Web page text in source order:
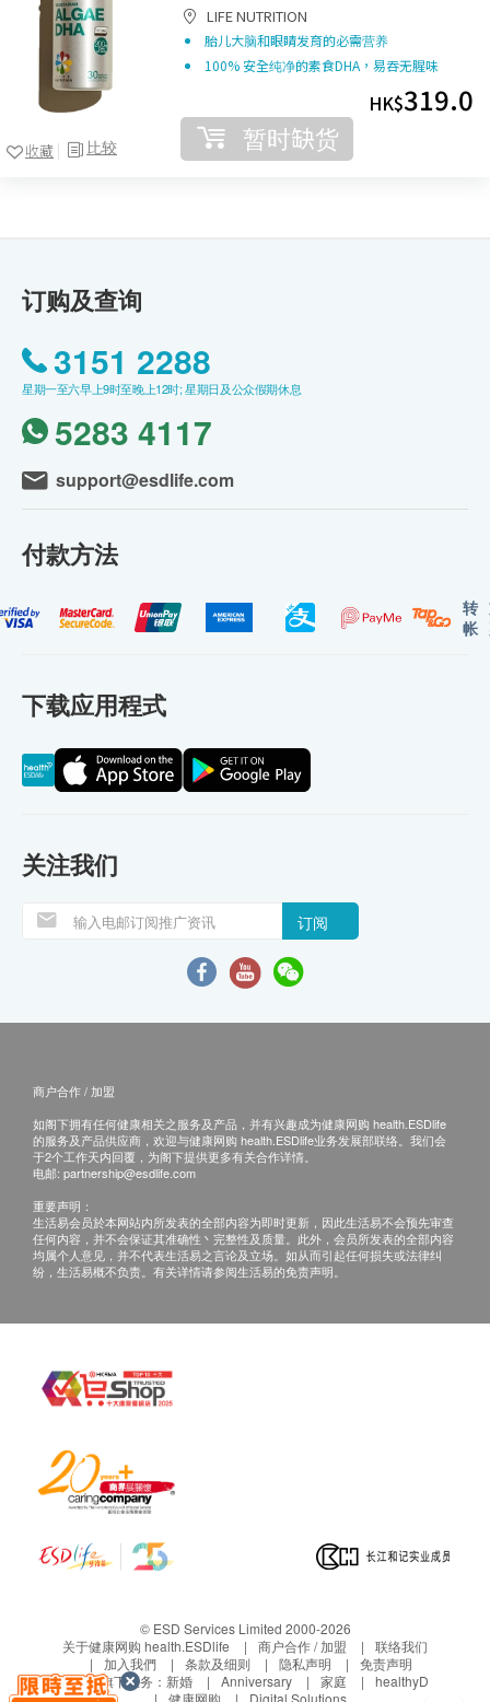
比较
收藏
LIFE NUTRITION
胎儿大脑和眼睛发育的必需营养
100% 安全纯净的素食DHA，易吞无腥味
HK$319.0
暂时缺货
订购及查询
3151 2288
星期一至六早上9时至晚上12时; 星期日及公众假期休息
5283 4117
support@esdlife.com
付款方法
转
帐
下载应用程式
关注我们
订阅
商户合作 / 加盟
如阁下拥有任何健康相关之服务及产品，并有兴趣成为健康网购 health.ESDlife
的服务及产品供应商，欢迎与健康网购 health.ESDlife业务发展部联络。我们会
于2个工作天内回覆，为阁下提供更多有关合作详情。
电邮: partnership@esdlife.com
重要声明：
生活易会员於本网站内所发表的全部内容为即时更新，因此生活易不会预先审查
任何内容，并不会保证其准确性丶完整性及质量。此外，会员所发表的全部内容
均属个人意见，并不代表生活易之言论及立场。如从而引起任何损失或法律纠
纷，生活易概不负责。有关详情请参阅生活易的免责声明。
© ESD Services Limited 2000-2026
关于健康网购 health.ESDlife
商户合作 / 加盟
联络我们
加入我們
条款及细则 隐私声明
免责声明
生活易旗下业务： 新婚 Anniversary 家庭
healthyD
健康网购
Digital Solutions